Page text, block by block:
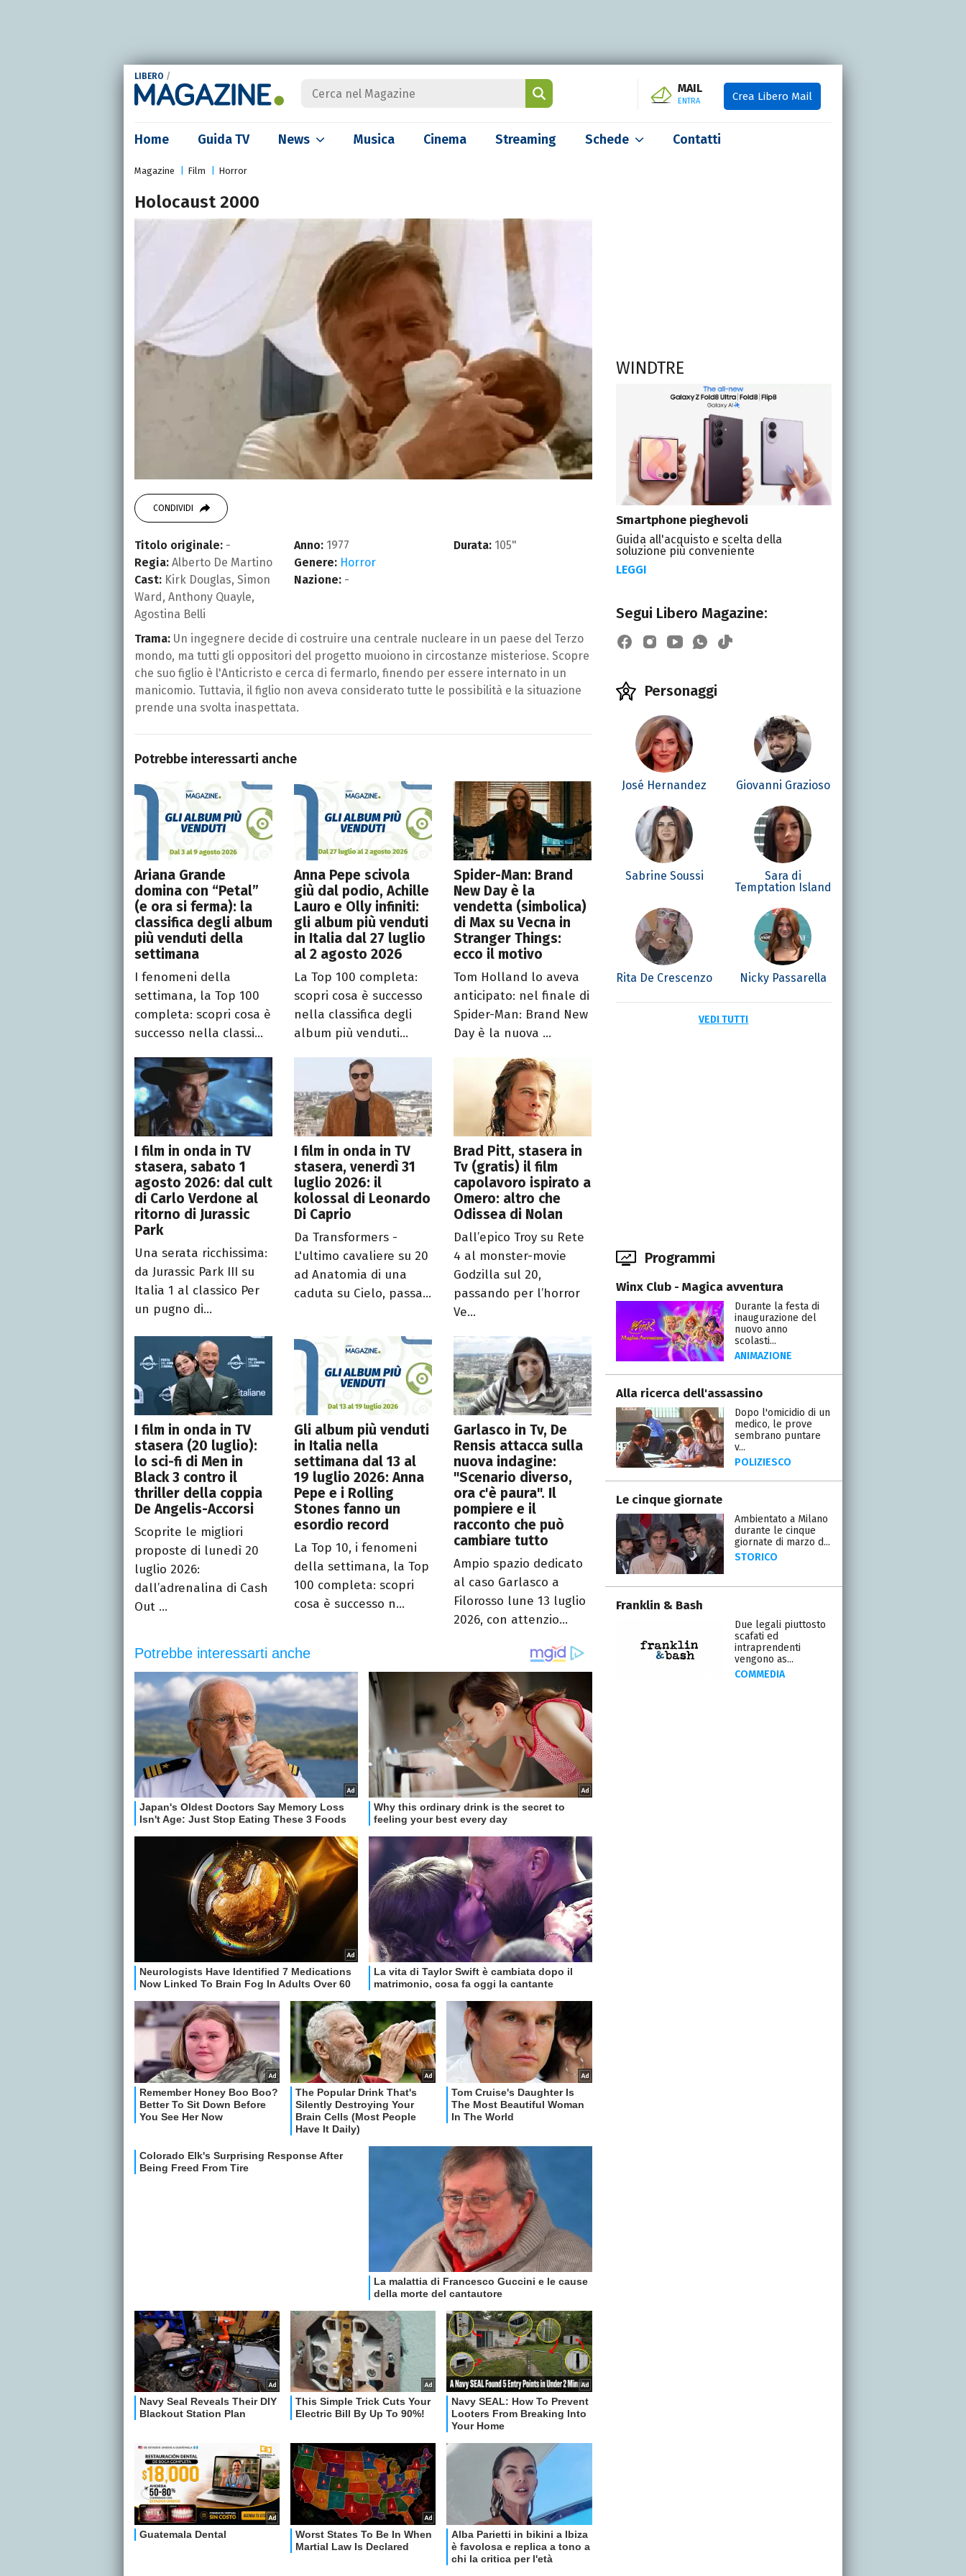
LIBERO /
MAIL
ENTRA Crea Libero Mail
Home Guida TV News Musica Cinema Streaming Schede Contatti
Magazine Film Horror
Holocaust 2000
CONDIVIDI
Titolo originale: -
Regia: Alberto De Martino
Cast: Kirk Douglas, Simon
Ward, Anthony Quayle,
Agostina Belli
Anno: 1977
Genere: Horror
Nazione: -
Durata: 105"
Trama: Un ingegnere decide di costruire una centrale nucleare in un paese del Terzo
mondo, ma tutti gli oppositori del progetto muoiono in circostanze misteriose. Scopre
che suo figlio è l'Anticristo e cerca di fermarlo, finendo per essere internato in un
manicomio. Tuttavia, il figlio non aveva considerato tutte le possibilità e la situazione
prende una svolta inaspettata.
Potrebbe interessarti anche
Ariana Grande
domina con “Petal”
(e ora si ferma): la
classifica degli album
più venduti della
settimana
I fenomeni della
settimana, la Top 100
completa: scopri cosa è
successo nella classi...
Anna Pepe scivola
giù dal podio, Achille
Lauro e Olly infiniti:
gli album più venduti
in Italia dal 27 luglio
al 2 agosto 2026
La Top 100 completa:
scopri cosa è successo
nella classifica degli
album più venduti...
Spider-Man: Brand
New Day è la
vendetta (simbolica)
di Max su Vecna in
Stranger Things:
ecco il motivo
Tom Holland lo aveva
anticipato: nel finale di
Spider-Man: Brand New
Day è la nuova ...
I film in onda in TV
stasera, sabato 1
agosto 2026: dal cult
di Carlo Verdone al
ritorno di Jurassic
Park
Una serata ricchissima:
da Jurassic Park III su
Italia 1 al classico Per
un pugno di...
I film in onda in TV
stasera, venerdì 31
luglio 2026: il
kolossal di Leonardo
Di Caprio
Da Transformers -
L'ultimo cavaliere su 20
ad Anatomia di una
caduta su Cielo, passa...
Brad Pitt, stasera in
Tv (gratis) il film
capolavoro ispirato a
Omero: altro che
Odissea di Nolan
Dall’epico Troy su Rete
4 al monster-movie
Godzilla sul 20,
passando per l’horror
Ve...
I film in onda in TV
stasera (20 luglio):
lo sci-fi di Men in
Black 3 contro il
thriller della coppia
De Angelis-Accorsi
Scoprite le migliori
proposte di lunedì 20
luglio 2026:
dall’adrenalina di Cash
Out ...
Gli album più venduti
in Italia nella
settimana dal 13 al
19 luglio 2026: Anna
Pepe e i Rolling
Stones fanno un
esordio record
La Top 10, i fenomeni
della settimana, la Top
100 completa: scopri
cosa è successo n...
Garlasco in Tv, De
Rensis attacca sulla
nuova indagine:
"Scenario diverso,
ora c'è paura". Il
pompiere e il
racconto che può
cambiare tutto
Ampio spazio dedicato
al caso Garlasco a
Filorosso lune 13 luglio
2026, con attenzio...
WINDTRE
Smartphone pieghevoli
Guida all'acquisto e scelta della
soluzione più conveniente
LEGGI
Segui Libero Magazine:
Personaggi
José Hernandez Giovanni Grazioso
Sabrine Soussi
Sara di
Temptation Island
Rita De Crescenzo Nicky Passarella
VEDI TUTTI
Programmi
Winx Club - Magica avventura
Durante la festa di
inaugurazione del
nuovo anno
scolasti...
ANIMAZIONE
Alla ricerca dell'assassino
Dopo l'omicidio di un
medico, le prove
sembrano puntare
v...
POLIZIESCO
Le cinque giornate
Ambientato a Milano
durante le cinque
giornate di marzo d...
STORICO
Franklin & Bash
Due legali piuttosto
scafati ed
intraprendenti
vengono as...
COMMEDIA